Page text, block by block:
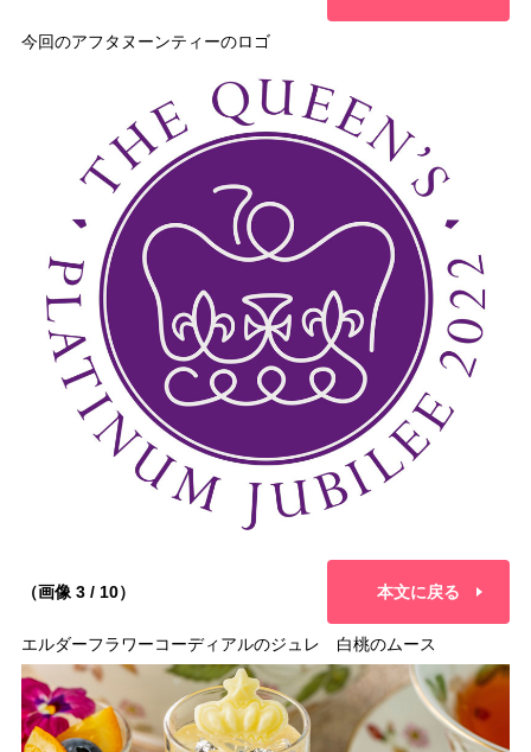
今回のアフタヌーンティーのロゴ
（画像 3 / 10） 本文に戻る
エルダーフラワーコーディアルのジュレ 白桃のムース